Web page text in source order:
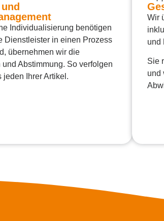
Individualisierung benötigen
Dienstleister in einen Prozess
übernehmen wir die
und Abstimmung. So verfolgen
jeden Ihrer Artikel.
Wir
und
Sie
und